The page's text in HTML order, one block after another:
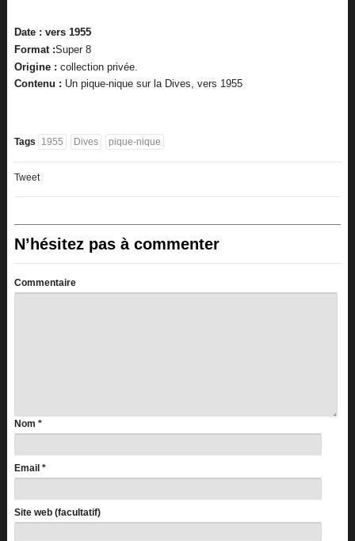
Date : vers 1955
Format :Super 8
Origine : collection privée.
Contenu : Un pique-nique sur la Dives, vers 1955
Tags 1955 Dives pique-nique
Tweet
N’hésitez pas à commenter
Commentaire
Nom *
Email *
Site web (facultatif)